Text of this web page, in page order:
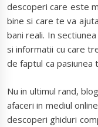
descoperi care este
bine si care te va
bani reali. In
si informatii cu care
de faptul ca pasiunea
Nu in ultimul rand,
afaceri in mediul
descoperi ghiduri